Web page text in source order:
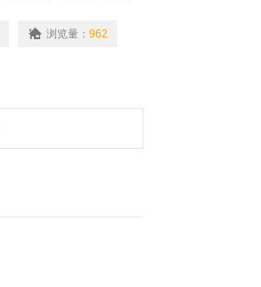
浏览量： 962